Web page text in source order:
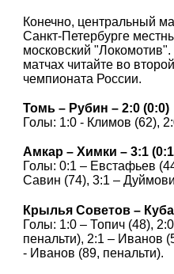
Конечно, центральный
Санкт-Петербурге
московский
матчах читайте во
чемпионата России.
Томь – Рубин – 2:0 (0:0)
Голы: 1:0 - Климов (62),
Амкар – Химки – 3:1
Голы: 0:1 – Евстафьев
Савин (74), 3:1 –
Крылья Советов –
Голы: 1:0 – Топич (48),
пенальти), 2:1 – Иванов
- Иванов (89, пенальти).